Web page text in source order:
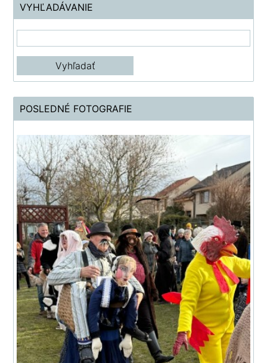
VYHĽADÁVANIE
POSLEDNÉ FOTOGRAFIE